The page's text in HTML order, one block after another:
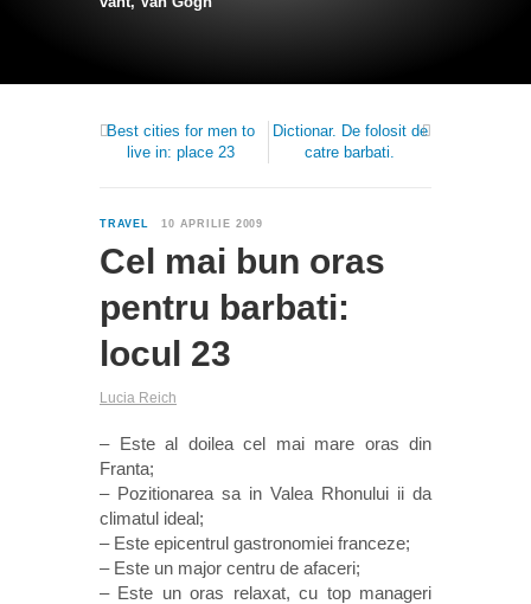
Best cities for men to
live in: place 23
Dictionar. De folosit de
catre barbati.
TRAVEL 10 APRILIE 2009
Cel mai bun oras
pentru barbati:
locul 23
Lucia Reich
– Este al doilea cel mai mare oras din
Franta;
– Pozitionarea sa in Valea Rhonului ii da
climatul ideal;
– Este epicentrul gastronomiei franceze;
– Este un major centru de afaceri;
– Este un oras relaxat, cu top manageri